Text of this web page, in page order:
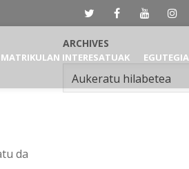
MATRIKULAN INTERESATUAK EGUTEGIA
da
ARCHIVES
Archives
Aukeratu hilabetea